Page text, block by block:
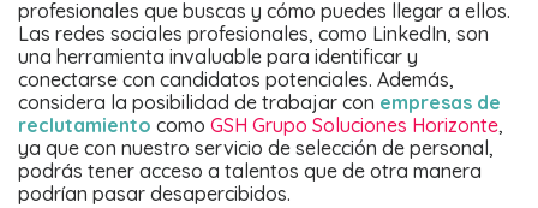
profesionales que buscas y cómo puedes llegar a ellos.
Las redes sociales profesionales, como LinkedIn, son
una herramienta invaluable para identificar y
conectarse con candidatos potenciales. Además,
considera la posibilidad de trabajar con empresas de
reclutamiento como GSH Grupo Soluciones Horizonte,
ya que con nuestro servicio de selección de personal,
podrás tener acceso a talentos que de otra manera
podrían pasar desapercibidos.